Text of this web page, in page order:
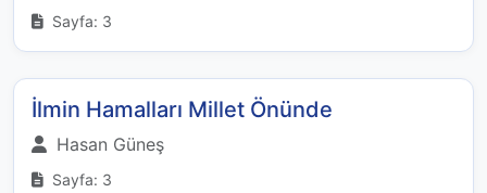
Sayfa: 3
İlmin Hamalları Millet Önünde
Hasan Güneş
Sayfa: 3